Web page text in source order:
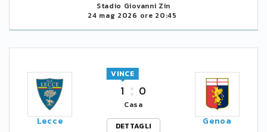
Stadio Giovanni Zin
24 mag 2026 ore 20:45
Lecce
1
VINCE
0
Casa
DETTAGLI
Genoa